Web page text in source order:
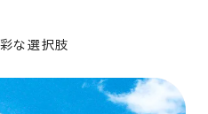
な選択肢